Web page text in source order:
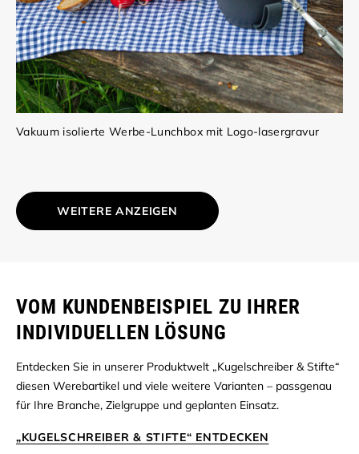
Vakuum isolierte Werbe-Lunchbox mit Logo-lasergravur
WEITERE ANZEIGEN
VOM KUNDENBEISPIEL ZU IHRER
INDIVIDUELLEN LÖSUNG
Entdecken Sie in unserer Produktwelt „Kugelschreiber & Stifte“
diesen Werebartikel und viele weitere Varianten – passgenau
für Ihre Branche, Zielgruppe und geplanten Einsatz.
„KUGELSCHREIBER & STIFTE“ ENTDECKEN